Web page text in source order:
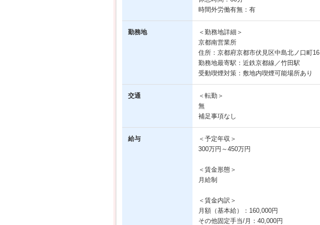
時間外労働有無：有
勤務地
＜勤務地詳細＞
京都南営業所
住所：京都府京都市伏見区中島北ノ口町16
勤務地最寄駅：近鉄京都線／竹田駅
受動喫煙対策：敷地内喫煙可能場所あり
交通
＜転勤＞
無
補足事項なし
給与
＜予定年収＞
300万円～450万円
＜賃金形態＞
月給制
＜賃金内訳＞
月額（基本給）：160,000円
その他固定手当/月：40,000円